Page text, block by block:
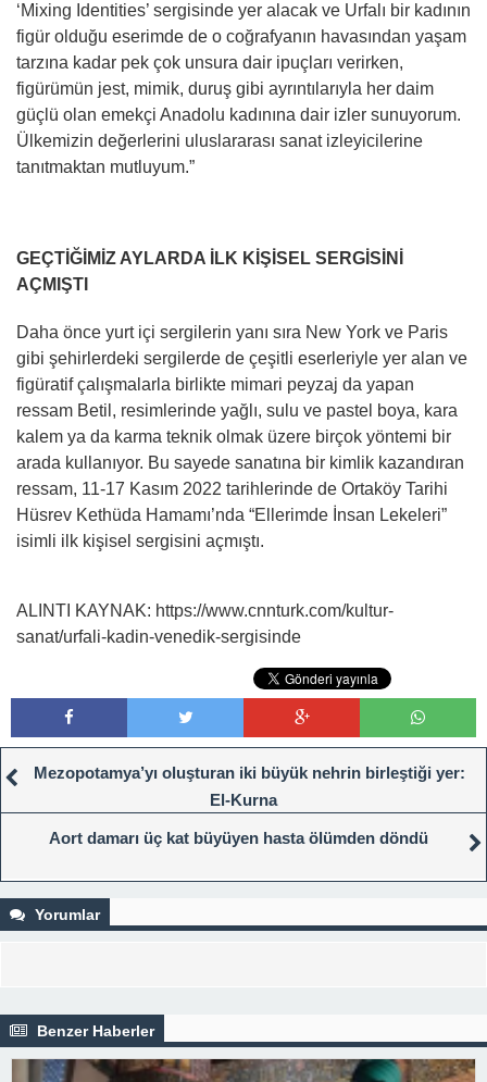
‘Mixing Identities’ sergisinde yer alacak ve Urfalı bir kadının
figür olduğu eserimde de o coğrafyanın havasından yaşam
tarzına kadar pek çok unsura dair ipuçları verirken,
figürümün jest, mimik, duruş gibi ayrıntılarıyla her daim
güçlü olan emekçi Anadolu kadınına dair izler sunuyorum.
Ülkemizin değerlerini uluslararası sanat izleyicilerine
tanıtmaktan mutluyum.”
GEÇTİĞİMİZ AYLARDA İLK KİŞİSEL SERGİSİNİ
AÇMIŞTI
Daha önce yurt içi sergilerin yanı sıra New York ve Paris
gibi şehirlerdeki sergilerde de çeşitli eserleriyle yer alan ve
figüratif çalışmalarla birlikte mimari peyzaj da yapan
ressam Betil, resimlerinde yağlı, sulu ve pastel boya, kara
kalem ya da karma teknik olmak üzere birçok yöntemi bir
arada kullanıyor. Bu sayede sanatına bir kimlik kazandıran
ressam, 11-17 Kasım 2022 tarihlerinde de Ortaköy Tarihi
Hüsrev Kethüda Hamamı’nda “Ellerimde İnsan Lekeleri”
isimli ilk kişisel sergisini açmıştı.
ALINTI KAYNAK: https://www.cnnturk.com/kultur-
sanat/urfali-kadin-venedik-sergisinde
Mezopotamya’yı oluşturan iki büyük nehrin birleştiği yer:
El-Kurna
Aort damarı üç kat büyüyen hasta ölümden döndü
Yorumlar
Benzer Haberler